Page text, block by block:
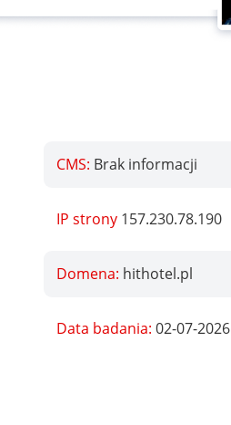
CMS: Brak informacji
IP strony 157.230.78.190
Domena: hithotel.pl
Data badania: 02-07-2026